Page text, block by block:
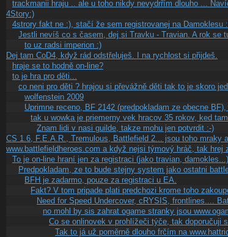
trackmanii hraju .. ale u toho nikdy nevydrřím dlouho ...
4Story:)
4strory fakt ne :), stačí že sem registrovanej na Damoklesu
Jestli nevíš co s časem, dej si Travku - Travian. A rok se
to uz radsi imperion :)
Dej tam CoD4, když rád odstřeluješ. I na rychlost si přijdeš.
hraje se to hodně on-line?
to je hra pro děti...
co neni pro děti ? hrajou si převážně děti tak to je skoro
wolfenstein 2009
Uprimne receno, BF 2142 (predpokladam ze obecne
tak u wowka je priemerny vek hracov 35 rokov, ked
Znam lidi v nasi guilde, takze mohu jen potvrdit :-)
CS 1.6, F.E.A.R., Tremulous, Battlefield 2... jsou toho mraky
www.battlefieldheroes.com a když nejsi týmový hráč, tak hrej
To je on-line hraní jen za registraci (jako travian,
Predpokladam, ze to bude stejny system jako ostatni
BFH je zadarmo, pouze za registraci u EA.
Fakt? V tom pripade plati predchozi krome toho
Need for Speed Undercover, cRYSIS, frontlines....
no mohl by sis zahrat ogame stranky jsou
Co se onlinovek v prohlížeči týče, tak doporučuji
Tak to já už poměrně dlouho frčím na